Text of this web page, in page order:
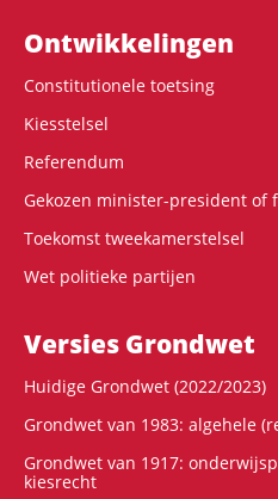
Ontwikke­lingen
Constitutionele toetsing
Kiesstelsel
Referendum
Gekozen minister-president of
Toekomst tweekamerstelsel
Wet politieke partijen
Versies Grondwet
Huidige Grondwet (2022/2023)
Grondwet van 1983: algehele
Grondwet van 1917:
kiesrecht